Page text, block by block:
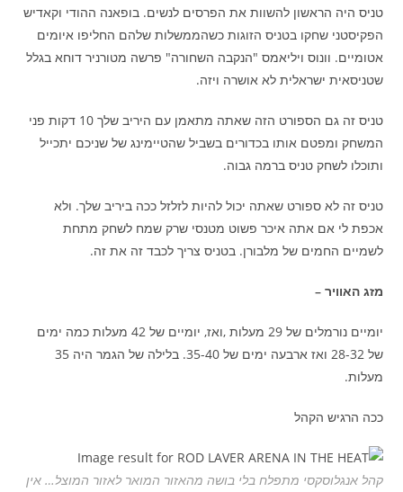
טניס היה הראשון להשוות את הפרסים לנשים. בופאנה ההודי וקאדיש
הפקיסטני שחקו בטניס הזוגות כשהממשלות שלהם החליפו איומים
אטומיים. וונוס ויליאמס "הנקבה השחורה" פרשה מטורניר דוחא בגלל
שטניסאית ישראלית לא אושרה ויזה.
טניס זה גם הספורט הזה שאתה מתאמן עם היריב שלך 10 דקות פני
המשחק ומפטם אותו בכדורים בשביל שהטיימינג של שניכם יתכייל
ותוכלו לשחק טניס ברמה גבוה.
טניס זה לא ספורט שאתה יכול להיות לזלזל ככה ביריב שלך. ולא
אכפת לי אם אתה איכר פשוט מטנסי שרק שמח לשחק מתחת
לשמיים החמים של מלבורן. בטניס צריך לכבד זה את זה.
מזג האוויר –
יומיים נורמלים של 29 מעלות ,ואז, יומיים של 42 מעלות כמה ימים
של 28-32 ואז ארבעה ימים של 35-40. בלילה של הגמר היה 35
מעלות.
ככה הרגיש הקהל
קהל אנגלוסקסי מתפלח בלי בושה מהאזור המואר לאזור המוצל… אין